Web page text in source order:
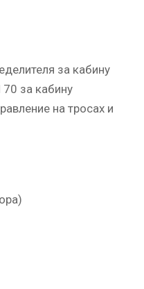
за кабину
за кабину
на тросах и